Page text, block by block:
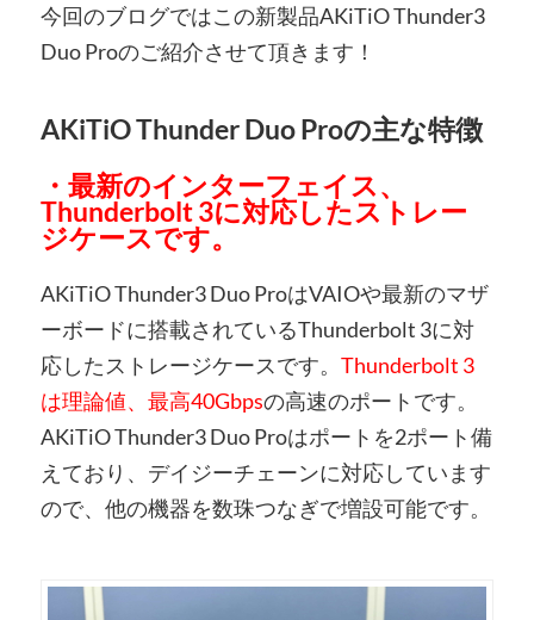
今回のブログではこの新製品AKiTiO Thunder3
Duo Proのご紹介させて頂きます！
AKiTiO Thunder Duo Proの主な特徴
・最新のインターフェイス、
Thunderbolt 3に対応したストレー
ジケースです。
AKiTiO Thunder3 Duo ProはVAIOや最新のマザ
ーボードに搭載されているThunderbolt 3に対
応したストレージケースです。 Thunderbolt 3
は理論値、最高40Gbpsの高速のポートです。
AKiTiO Thunder3 Duo Proはポートを2ポート備
えており、デイジーチェーンに対応しています
ので、他の機器を数珠つなぎで増設可能です。